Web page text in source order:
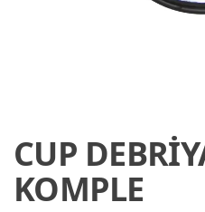
CUP
KOMPLE